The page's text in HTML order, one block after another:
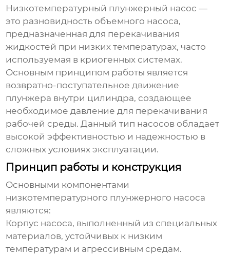
Низкотемпературный плунжерный насос —
это разновидность объемного насоса,
предназначенная для перекачивания
жидкостей при низких температурах, часто
используемая в криогенных системах.
Основным принципом работы является
возвратно-поступательное движение
плунжера внутри цилиндра, создающее
необходимое давление для перекачивания
рабочей среды. Данный тип насосов обладает
высокой эффективностью и надежностью в
сложных условиях эксплуатации.
Принцип работы и конструкция
Основными компонентами
низкотемпературного плунжерного насоса
являются:
Корпус насоса, выполненный из специальных
материалов, устойчивых к низким
температурам и агрессивным средам.